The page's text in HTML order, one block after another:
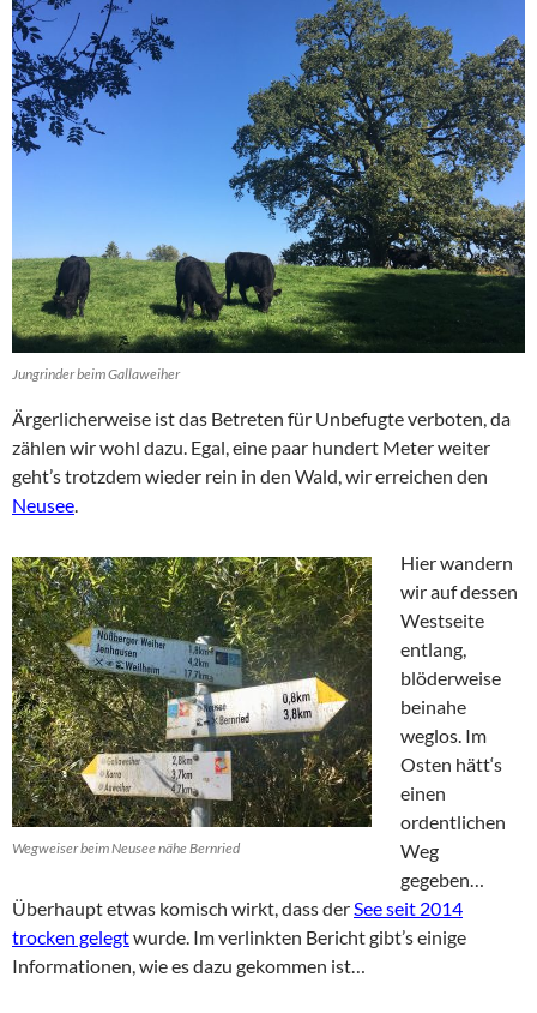
Jungrinder beim Gallaweiher
Ärgerlicherweise ist das Betreten für Unbefugte verboten, da
zählen wir wohl dazu. Egal, eine paar hundert Meter weiter
geht’s trotzdem wieder rein in den Wald, wir erreichen den
Neusee.
Wegweiser beim Neusee nähe Bernried
Hier wandern
wir auf dessen
Westseite
entlang,
blöderweise
beinahe
weglos. Im
Osten hätt‘s
einen
ordentlichen
Weg
gegeben…
Überhaupt etwas komisch wirkt, dass derSee seit 2014
trocken gelegtwurde. Im verlinkten Bericht gibt’s einige
Informationen, wie es dazu gekommen ist…